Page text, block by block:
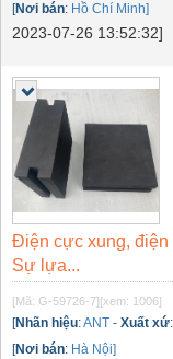
[Nơi bán: Hồ Chí Minh]
2023-07-26 13:52:32]
Điện cực xung, điện
Sự lựa...
[Mã: G-59726-7] [xem: 1006]
[Nhãn hiệu:ANT - Xuất xứ:
[Nơi bán: Hà Nội]